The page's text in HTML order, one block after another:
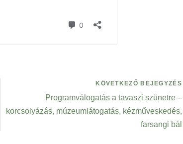
KÖVETKEZŐ BEJEGYZÉS
Programválogatás a tavaszi szünetre –
korcsolyázás, múzeumlátogatás, kézműveskedés,
farsangi bál